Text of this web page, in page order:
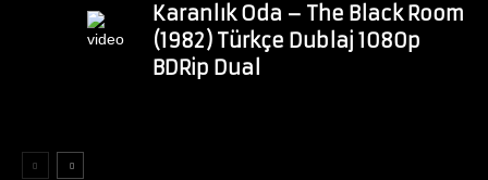
Karanlık Oda – The Black Room
(1982) Türkçe Dublaj 1080p
BDRip Dual